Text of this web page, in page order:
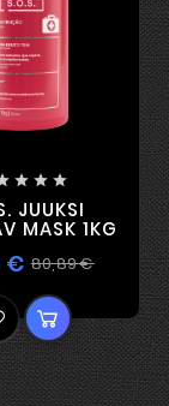
  
JUUKSI
MASK 1KG
€ 80,89 €